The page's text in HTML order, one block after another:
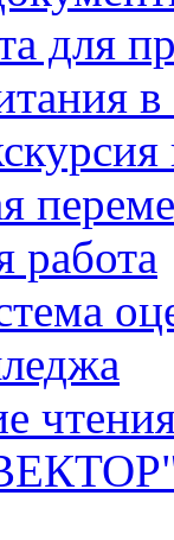
для
в
работа